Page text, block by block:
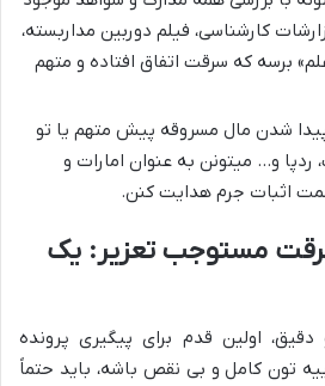
کارشناسی، فیلم دوربین مداربسته،
برسه که سرقت اتفاق افتاده و متهم
پیدا شدن مال مسروقه پیش متهم یا تو
ردپا و… میتونن به عنوان امارات و
اثبات جرم هدایت کنن.
مستوجب تعزیر: یک
اولین قدم برای پیگیری پرونده
تون کامل و بی نقص باشه، باید حتماً